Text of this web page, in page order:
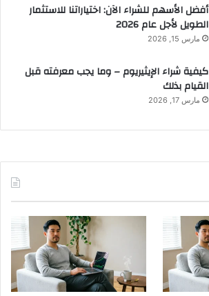
أفضل الأسهم للشراء الآن: اختياراتنا للاستثمار
الطويل لأجل عام 2026
مارس 15, 2026
كيفية شراء الإيثيريوم – وما يجب معرفته قبل
القيام بذلك
مارس 17, 2026